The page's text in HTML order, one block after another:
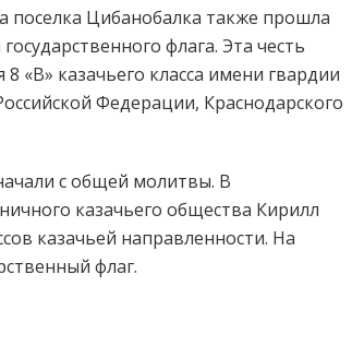
Цибанобалка также прошла
флага. Эта честь
«В» казачьего класса имени гвардии
Федерации, Краснодарского
с общей молитвы. В
казачьего общества Кирилл
казачьей направленности. На
флаг.